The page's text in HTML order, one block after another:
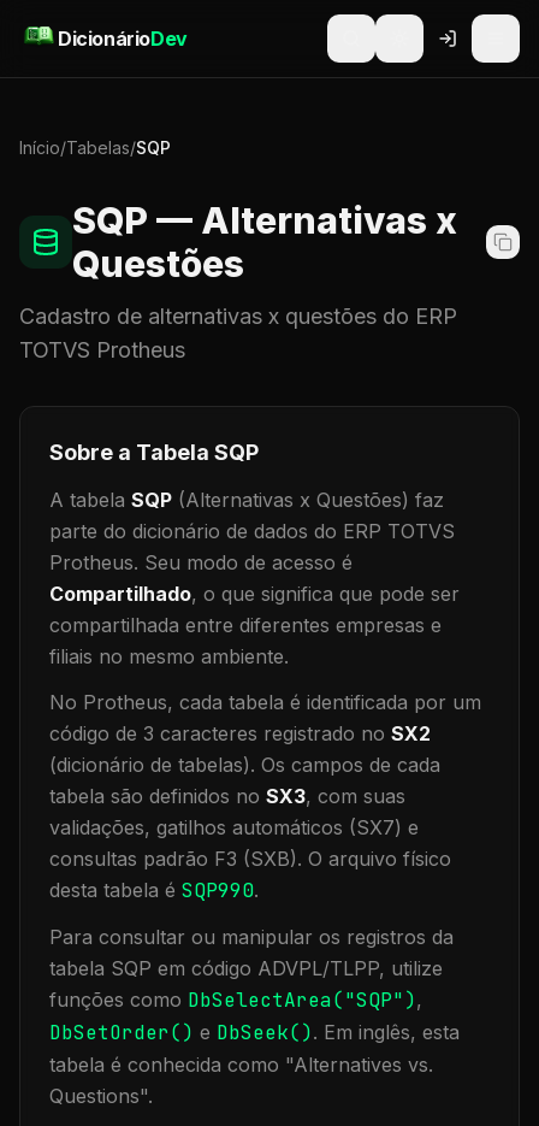
DicionárioDev
Início/Tabelas/SQP
SQP — Alternativas x
Questões
Cadastro de alternativas x questões do ERP
TOTVS Protheus
Sobre a Tabela SQP
A tabela SQP (Alternativas x Questões) faz
parte do dicionário de dados do ERP TOTVS
Protheus. Seu modo de acesso é
Compartilhado, o que significa que pode ser
compartilhada entre diferentes empresas e
filiais no mesmo ambiente.
No Protheus, cada tabela é identificada por um
código de 3 caracteres registrado no SX2
(dicionário de tabelas). Os campos de cada
tabela são definidos no SX3, com suas
validações, gatilhos automáticos (SX7) e
consultas padrão F3 (SXB). O arquivo físico
desta tabela é SQP990.
Para consultar ou manipular os registros da
tabela SQP em código ADVPL/TLPP, utilize
funções como DbSelectArea("SQP"),
DbSetOrder() e DbSeek(). Em inglês, esta
tabela é conhecida como "Alternatives vs.
Questions".